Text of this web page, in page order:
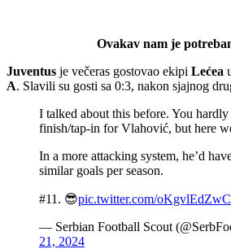
Ovakav nam je
Juventus je večeras gostovao ekipi Lećea
A. Slavili su gosti sa 0:3, nakon sjajnog
I talked about this before. You hardly
finish/tap-in for Vlahović, but here
In a more attacking system, he’d
similar goals per season.
#11. 😎pic.twitter.com/oKgvlEdZwC
— Serbian Football Scout
21, 2024